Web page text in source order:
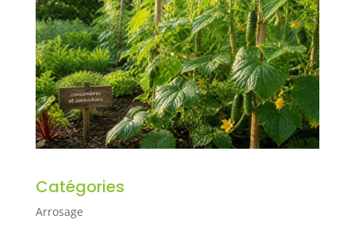
Catégories
Arrosage